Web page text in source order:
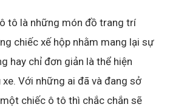
tô là những món đồ trang trí
chiếc xế hộp nhằm mang lại sự
hay chỉ đơn giản là thể hiện
Với những ai đã và đang sở
chiếc ô tô thì chắc chắn sẽ